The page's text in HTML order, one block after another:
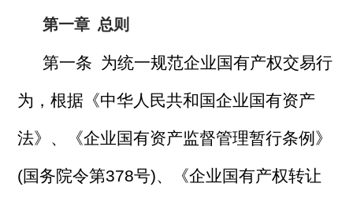
第一章 总则
第一条 为统一规范企业国有产权交易行
为，根据《中华人民共和国企业国有资产
法》、《企业国有资产监督管理暂行条例》
(国务院令第378号)、《企业国有产权转让